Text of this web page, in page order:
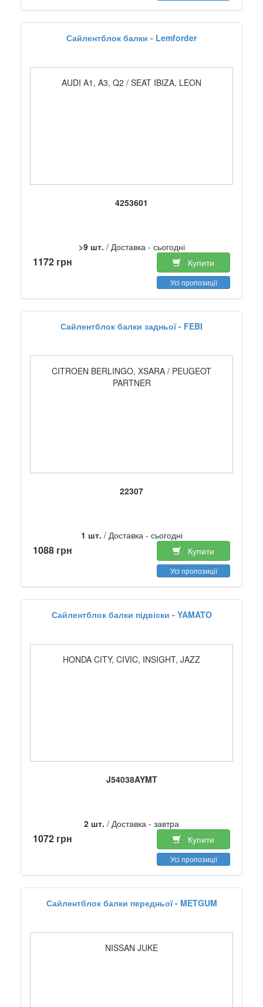
Сайлентблок балки - Lemforder
AUDI A1, A3, Q2 / SEAT IBIZA, LEON
4253601
>9 шт. / Доставка - сьогодні
1172 грн Купити
Усі пропозиції
Сайлентблок балки задньої - FEBI
CITROEN BERLINGO, XSARA / PEUGEOT
PARTNER
22307
1 шт. / Доставка - сьогодні
1088 грн Купити
Усі пропозиції
Сайлентблок балки підвіски - YAMATO
HONDA CITY, CIVIC, INSIGHT, JAZZ
J54038AYMT
2 шт. / Доставка - завтра
1072 грн Купити
Усі пропозиції
Сайлентблок балки передньої - METGUM
NISSAN JUKE